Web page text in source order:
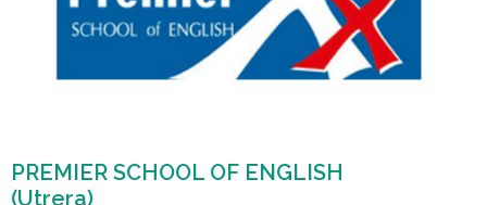
PREMIER SCHOOL OF ENGLISH
(Utrera)